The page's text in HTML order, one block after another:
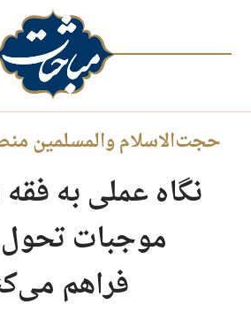
حجت‌الاسلام والمسلمین
نگاه عملی به
موجبات تحول
فراهم